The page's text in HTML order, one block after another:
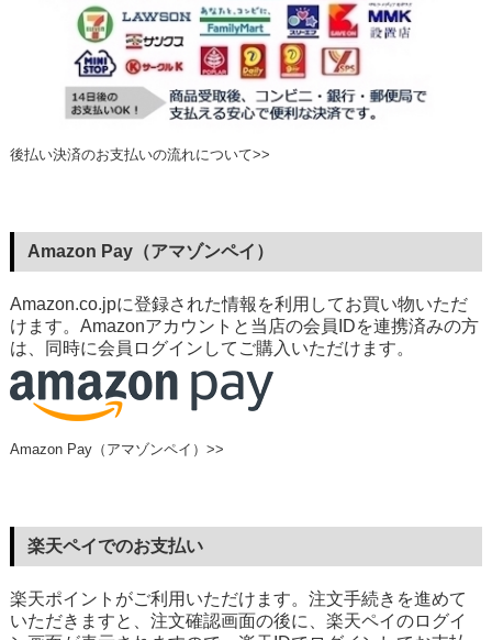
後払い決済のお支払いの流れについて>>
Amazon Pay（アマゾンペイ）
Amazon.co.jpに登録された情報を利用してお買い物いただ
けます。Amazonアカウントと当店の会員IDを連携済みの方
は、同時に会員ログインしてご購入いただけます。
Amazon Pay（アマゾンペイ）>>
楽天ペイでのお支払い
楽天ポイントがご利用いただけます。注文手続きを進めて
いただきますと、注文確認画面の後に、楽天ペイのログイ